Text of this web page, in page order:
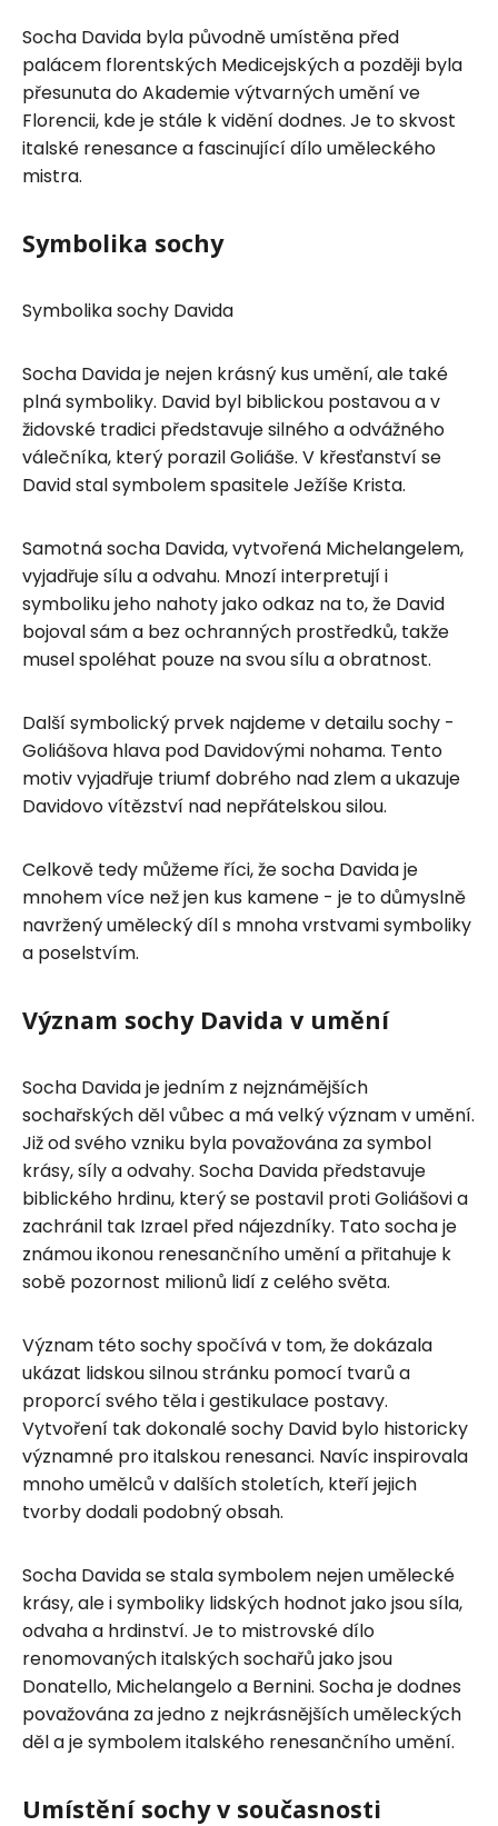
Socha Davida byla původně umístěna před
palácem florentských Medicejských a později byla
přesunuta do Akademie výtvarných umění ve
Florencii, kde je stále k vidění dodnes. Je to skvost
italské renesance a fascinující dílo uměleckého
mistra.
Symbolika sochy
Symbolika sochy Davida
Socha Davida je nejen krásný kus umění, ale také
plná symboliky. David byl biblickou postavou a v
židovské tradici představuje silného a odvážného
válečníka, který porazil Goliáše. V křesťanství se
David stal symbolem spasitele Ježíše Krista.
Samotná socha Davida, vytvořená Michelangelem,
vyjadřuje sílu a odvahu. Mnozí interpretují i
symboliku jeho nahoty jako odkaz na to, že David
bojoval sám a bez ochranných prostředků, takže
musel spoléhat pouze na svou sílu a obratnost.
Další symbolický prvek najdeme v detailu sochy -
Goliášova hlava pod Davidovými nohama. Tento
motiv vyjadřuje triumf dobrého nad zlem a ukazuje
Davidovo vítězství nad nepřátelskou silou.
Celkově tedy můžeme říci, že socha Davida je
mnohem více než jen kus kamene - je to důmyslně
navržený umělecký díl s mnoha vrstvami symboliky
a poselstvím.
Význam sochy Davida v umění
Socha Davida je jedním z nejznámějších
sochařských děl vůbec a má velký význam v umění.
Již od svého vzniku byla považována za symbol
krásy, síly a odvahy. Socha Davida představuje
biblického hrdinu, který se postavil proti Goliášovi a
zachránil tak Izrael před nájezdníky. Tato socha je
známou ikonou renesančního umění a přitahuje k
sobě pozornost milionů lidí z celého světa.
Význam této sochy spočívá v tom, že dokázala
ukázat lidskou silnou stránku pomocí tvarů a
proporcí svého těla i gestikulace postavy.
Vytvoření tak dokonalé sochy David bylo historicky
významné pro italskou renesanci. Navíc inspirovala
mnoho umělců v dalších stoletích, kteří jejich
tvorby dodali podobný obsah.
Socha Davida se stala symbolem nejen umělecké
krásy, ale i symboliky lidských hodnot jako jsou síla,
odvaha a hrdinství. Je to mistrovské dílo
renomovaných italských sochařů jako jsou
Donatello, Michelangelo a Bernini. Socha je dodnes
považována za jedno z nejkrásnějších uměleckých
děl a je symbolem italského renesančního umění.
Umístění sochy v současnosti